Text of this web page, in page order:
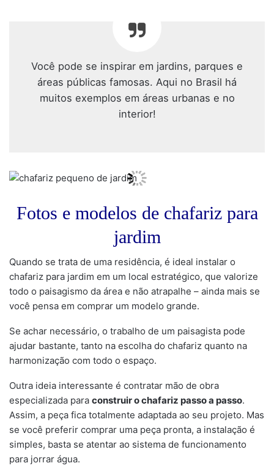
Você pode se inspirar em jardins, parques e
áreas públicas famosas. Aqui no Brasil há
muitos exemplos em áreas urbanas e no
interior!
Fotos e modelos de chafariz para
jardim
Quando se trata de uma residência, é ideal instalar o
chafariz para jardim em um local estratégico, que valorize
todo o paisagismo da área e não atrapalhe – ainda mais se
você pensa em comprar um modelo grande.
Se achar necessário, o trabalho de um paisagista pode
ajudar bastante, tanto na escolha do chafariz quanto na
harmonização com todo o espaço.
Outra ideia interessante é contratar mão de obra
especializada para construir o chafariz passo a passo.
Assim, a peça fica totalmente adaptada ao seu projeto. Mas
se você preferir comprar uma peça pronta, a instalação é
simples, basta se atentar ao sistema de funcionamento
para jorrar água.